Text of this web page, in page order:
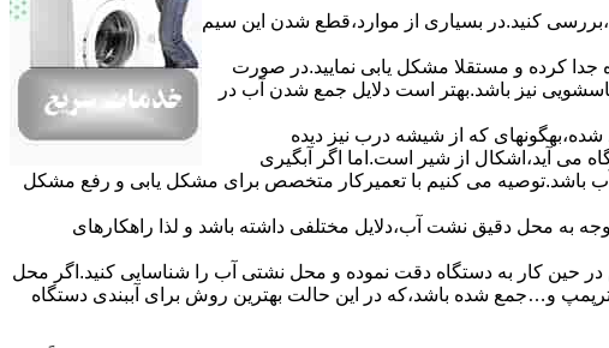
ﮐﻨﯿﺪ.در ﺑﺴﯿﺎری از موارد،ﻗﻄﻊ ﺷﺪن اﯾﻦ ﺳﯿﻢ
جدا کرده و مستقلا مشکل یابی نمایید.در صورت
نیز باشد.بهتر است دلایل جمع شدن آب در
ﺷﺪه،بهگونهای ﮐﻪ از ﺷﯿﺸﻪ درب ﻧﯿﺰ دﯾﺪه
می آید،اشکال از شیر است.اما اگر آبگیری
باشد.توصیه می کنیم با تعمیرکار متخصص برای مشکل یابی و رفع مشکل
به محل دقیق نشت آب،دلایل مختلفی داشته باشد و لذا راهکارهای
حین کار به دستگاه دقت نموده و ﻣﺤﻞ نشتی آب را ﺷﻨﺎﺳﺎﯾﯽ کنید.اﮔﺮ ﻣﺤﻞ
و…جمع شده ﺑﺎﺷﺪ،ﮐﻪ در این حالت بهترین روش برای آببندی دستگاه